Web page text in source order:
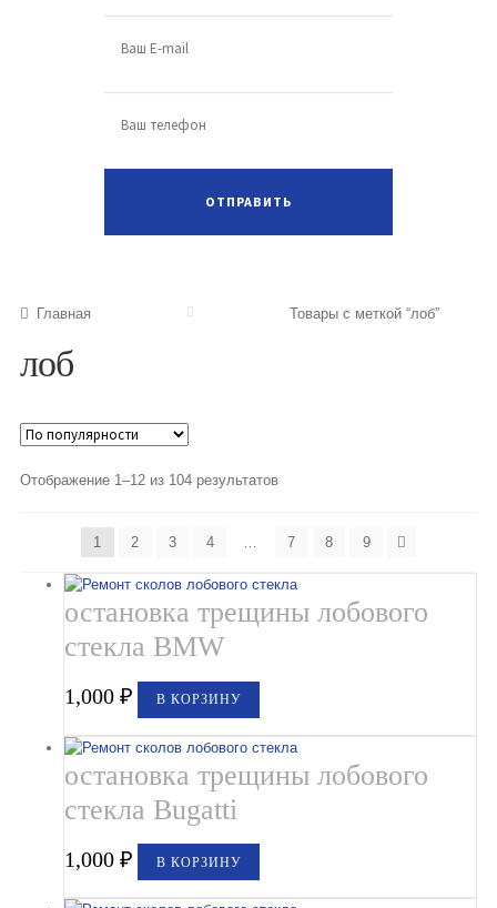
Главная Товары с меткой “лоб”
лоб
Отображение 1–12 из 104 результатов
1 2 3 4 7 8 9
остановка трещины лобового
стекла BMW
1,000₽ В КОРЗИНУ
остановка трещины лобового
стекла Bugatti
1,000₽ В КОРЗИНУ